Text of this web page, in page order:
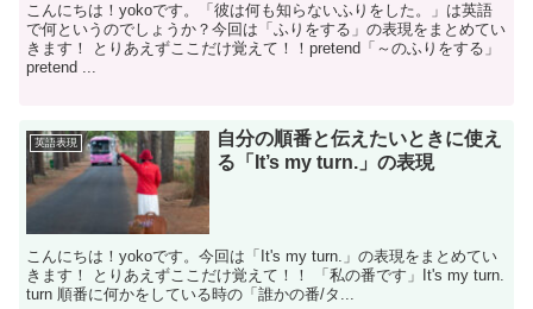
こんにちは！yokoです。「彼は何も知らないふりをした。」は英語
で何というのでしょうか？今回は「ふりをする」の表現をまとめてい
きます！ とりあえずここだけ覚えて！！pretend「～のふりをする」
pretend ...
英語表現
自分の順番と伝えたいときに使え
る「It’s my turn.」の表現
こんにちは！yokoです。今回は「It's my turn.」の表現をまとめてい
きます！ とりあえずここだけ覚えて！！ 「私の番です」It's my turn.
turn 順番に何かをしている時の「誰かの番/タ...